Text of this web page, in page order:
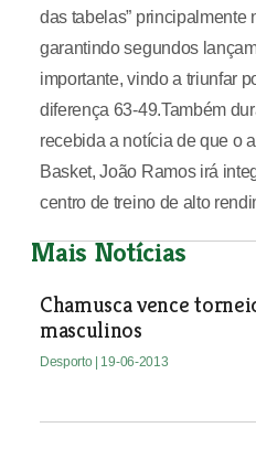
das tabelas” principalmente
garantindo segundos
importante, vindo a triunfar
diferença 63-49.Também
recebida a notícia de que o
Basket, João Ramos irá
centro de treino de alto
Mais Notícias
Chamusca vence
masculinos
Desporto | 19-06-2013